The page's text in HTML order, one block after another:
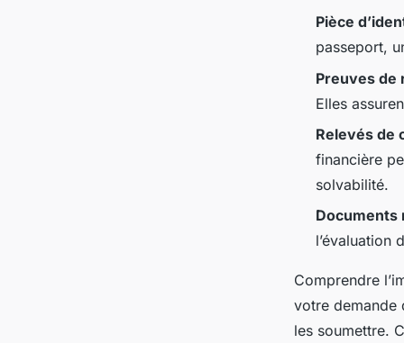
Pièce
passeport,
Preuves de
Elles
Relevés de
financière
solvabilité.
Documents
l’évaluation
Comprendre
votre demande
les soumettre.